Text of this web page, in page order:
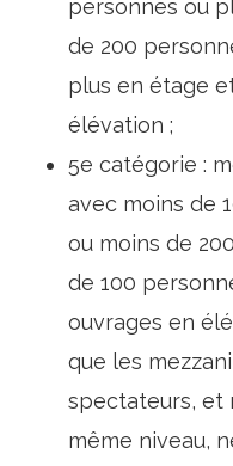
personnes ou
de 200
plus en étage
élévation ;
5e catégorie :
avec moins de
ou moins de
de 100
ouvrages en
que les
spectateurs, et
même niveau,